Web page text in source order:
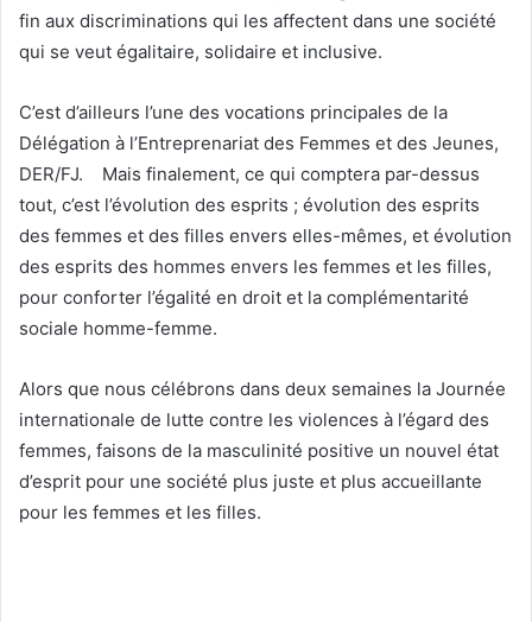
fin aux discriminations qui les affectent dans une société
qui se veut égalitaire, solidaire et inclusive.
C’est d’ailleurs l’une des vocations principales de la
Délégation à l’Entreprenariat des Femmes et des Jeunes,
DER/FJ. Mais finalement, ce qui comptera par-dessus
tout, c’est l’évolution des esprits ; évolution des esprits
des femmes et des filles envers elles-mêmes, et évolution
des esprits des hommes envers les femmes et les filles,
pour conforter l’égalité en droit et la complémentarité
sociale homme-femme.
Alors que nous célébrons dans deux semaines la Journée
internationale de lutte contre les violences à l’égard des
femmes, faisons de la masculinité positive un nouvel état
d’esprit pour une société plus juste et plus accueillante
pour les femmes et les filles.